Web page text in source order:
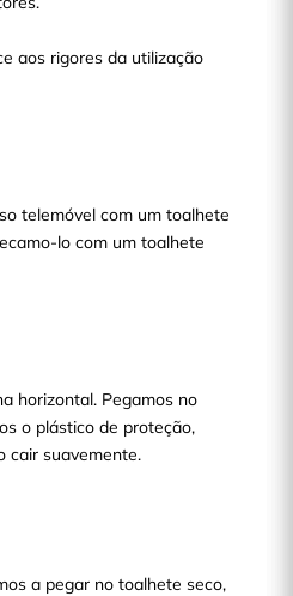
aos rigores da utilização
telemóvel com um toalhete
lo com um toalhete
horizontal. Pegamos no
o plástico de proteção,
cair suavemente.
a pegar no toalhete seco,